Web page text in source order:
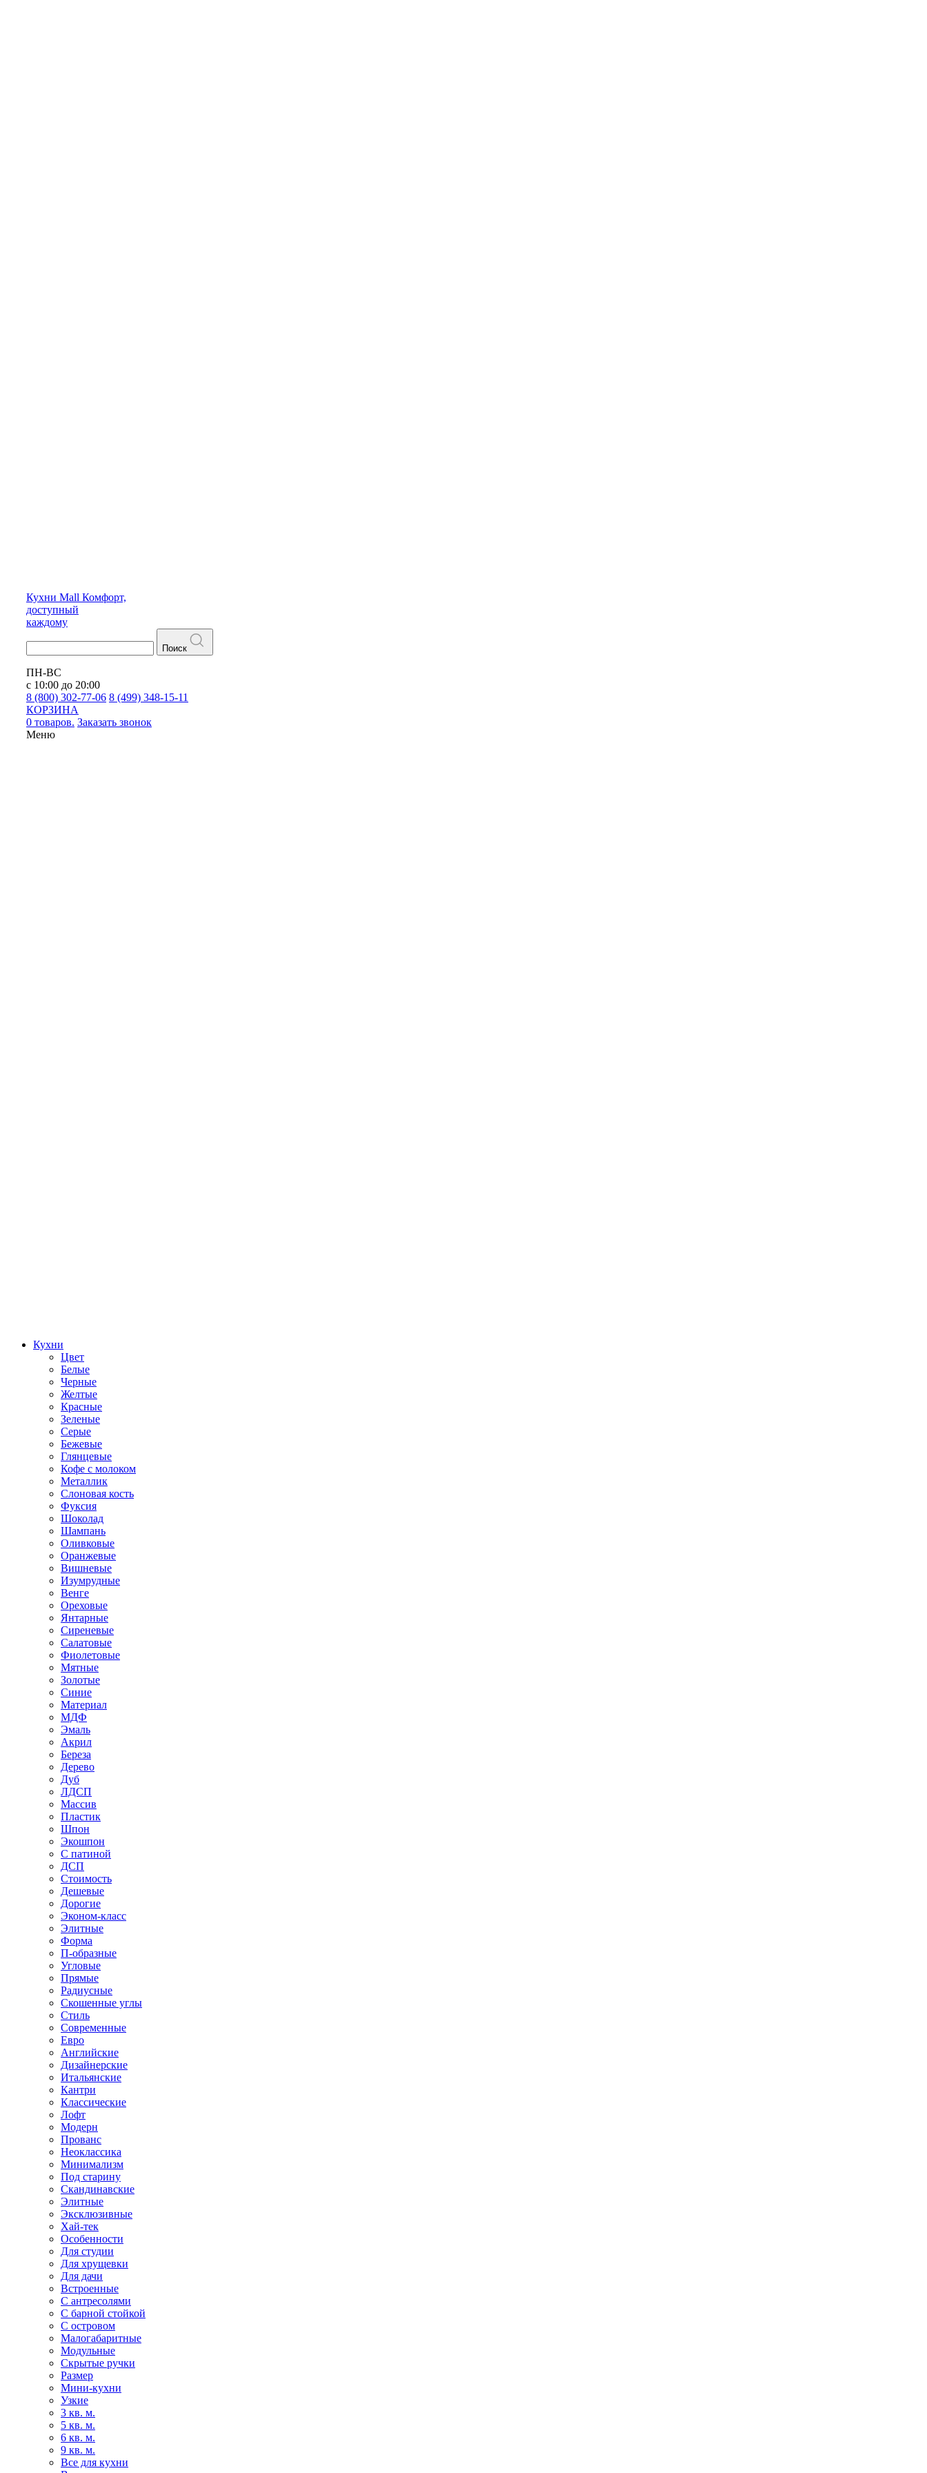
Кухни Mall Комфорт,
доступный
каждому
Поиск
ПН-ВС
с 10:00 до 20:00
8 (800) 302-77-06 8 (499) 348-15-11
КОРЗИНА
0 товаров. Заказать звонок
Меню
Кухни
Цвет
Белые
Черные
Желтые
Красные
Зеленые
Серые
Бежевые
Глянцевые
Кофе с молоком
Металлик
Слоновая кость
Фуксия
Шоколад
Шампань
Оливковые
Оранжевые
Вишневые
Изумрудные
Венге
Ореховые
Янтарные
Сиреневые
Салатовые
Фиолетовые
Мятные
Золотые
Синие
Материал
МДФ
Эмаль
Акрил
Береза
Дерево
Дуб
ЛДСП
Массив
Пластик
Шпон
Экошпон
С патиной
ДСП
Стоимость
Дешевые
Дорогие
Эконом-класс
Элитные
Форма
П-образные
Угловые
Прямые
Радиусные
Скошенные углы
Стиль
Современные
Евро
Английские
Дизайнерские
Итальянские
Кантри
Классические
Лофт
Модерн
Прованс
Неоклассика
Минимализм
Под старину
Скандинавские
Элитные
Эксклюзивные
Хай-тек
Особенности
Для студии
Для хрущевки
Для дачи
Встроенные
С антресолями
С барной стойкой
С островом
Малогабаритные
Модульные
Скрытые ручки
Размер
Мини-кухни
Узкие
3 кв. м.
5 кв. м.
6 кв. м.
9 кв. м.
Все для кухни